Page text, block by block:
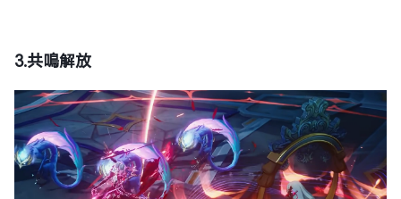
3.共鳴解放